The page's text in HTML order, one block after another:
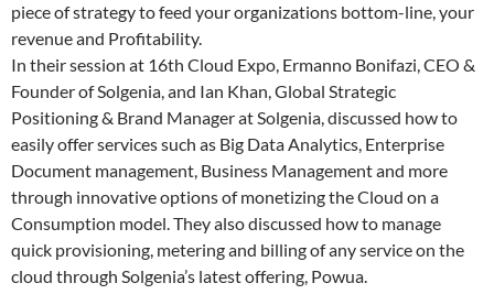
piece of strategy to feed your organizations bottom-line, your
revenue and Profitability.
In their session at 16th Cloud Expo, Ermanno Bonifazi, CEO &
Founder of Solgenia, and Ian Khan, Global Strategic
Positioning & Brand Manager at Solgenia, discussed how to
easily offer services such as Big Data Analytics, Enterprise
Document management, Business Management and more
through innovative options of monetizing the Cloud on a
Consumption model. They also discussed how to manage
quick provisioning, metering and billing of any service on the
cloud through Solgenia’s latest offering, Powua.